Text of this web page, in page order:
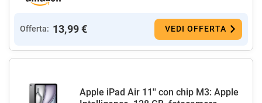
Offerta: 13,99 € VEDI OFFERTA
Apple iPad Air 11'' con chip M3: Apple